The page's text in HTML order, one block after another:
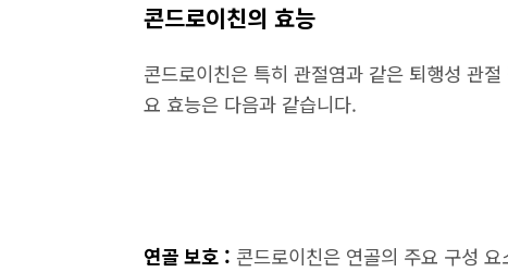
콘드로이친의 효능
콘드로이친은 특히 관절염과 같은 퇴행성 관
요 효능은 다음과 같습니다.
연골 보호 : 콘드로이친은 연골의 주요 구성